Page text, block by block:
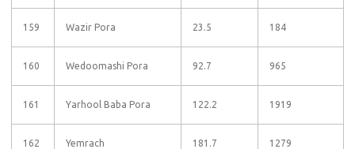
159 Wazir Pora 23.5 184
160 Wedoomashi Pora 92.7 965
161 Yarhool Baba Pora 122.2 1919
162 Yemrach 181.7 1279